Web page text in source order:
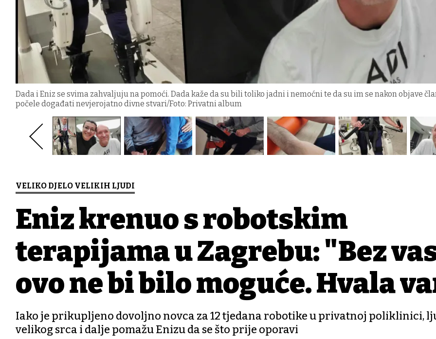
Dada i Eniz se svima zahvaljuju na pomoći. Dada kaže da su bili toliko jadni i nemoćni te da su im se nakon objave
počele događati nevjerojatno divne stvari/Foto: Privatni album
VELIKO DJELO VELIKIH LJUDI
Eniz krenuo s robotskim
terapijama u Zagrebu: "Bez
ovo ne bi bilo moguće. Hvala
Iako je prikupljeno dovoljno novca za 12 tjedana robotike u privatnoj poliklinici,
velikog srca i dalje pomažu Enizu da se što prije oporavi